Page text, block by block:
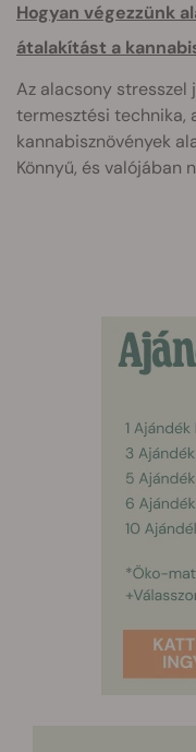
Hogyan végezzünk
átalakítást a
Az alacsony stresszel
termesztési technika,
kannabisznövények
Könnyű, és valójában